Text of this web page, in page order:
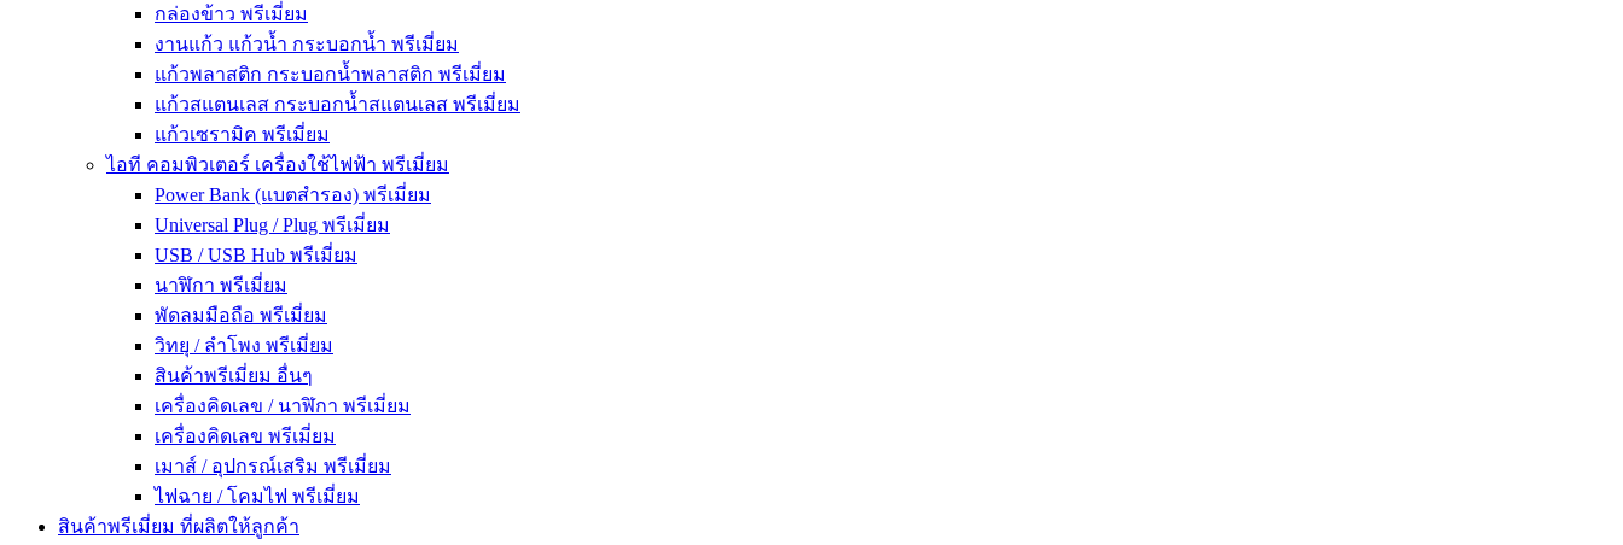
กล่องข้าว พรีเมี่ยม
งานแก้ว แก้วน้ำ กระบอกน้ำ พรีเมี่ยม
แก้วพลาสติก กระบอกน้ำพลาสติก พรีเมี่ยม
แก้วสแตนเลส กระบอกน้ำสแตนเลส พรีเมี่ยม
แก้วเซรามิค พรีเมี่ยม
ไอที คอมพิวเตอร์ เครื่องใช้ไฟฟ้า พรีเมี่ยม
Power Bank (แบตสำรอง) พรีเมี่ยม
Universal Plug / Plug พรีเมี่ยม
USB / USB Hub พรีเมี่ยม
นาฬิกา พรีเมี่ยม
พัดลมมือถือ พรีเมี่ยม
วิทยุ / ลำโพง พรีเมี่ยม
สินค้าพรีเมี่ยม อื่นๆ
เครื่องคิดเลข / นาฬิกา พรีเมี่ยม
เครื่องคิดเลข พรีเมี่ยม
เมาส์ / อุปกรณ์เสริม พรีเมี่ยม
ไฟฉาย / โคมไฟ พรีเมี่ยม
สินค้าพรีเมี่ยม ที่ผลิตให้ลูกค้า